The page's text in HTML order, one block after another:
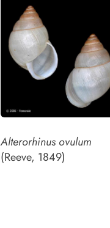
Alterorhinus ovulum
(Reeve, 1849)